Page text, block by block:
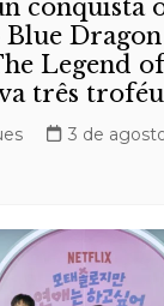
conquista
Dragon
Legend
três
3 de